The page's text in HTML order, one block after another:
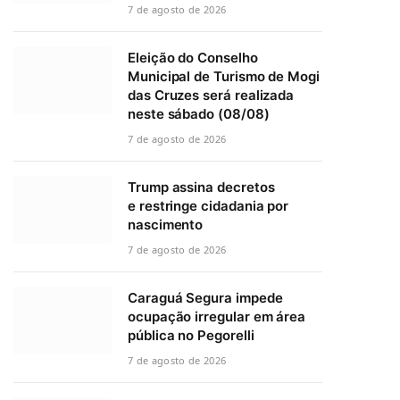
7 de agosto de 2026
Eleição do Conselho
Municipal de Turismo de Mogi
das Cruzes será realizada
neste sábado (08/08)
7 de agosto de 2026
Trump assina decretos
e restringe cidadania por
nascimento
7 de agosto de 2026
Caraguá Segura impede
ocupação irregular em área
pública no Pegorelli
7 de agosto de 2026